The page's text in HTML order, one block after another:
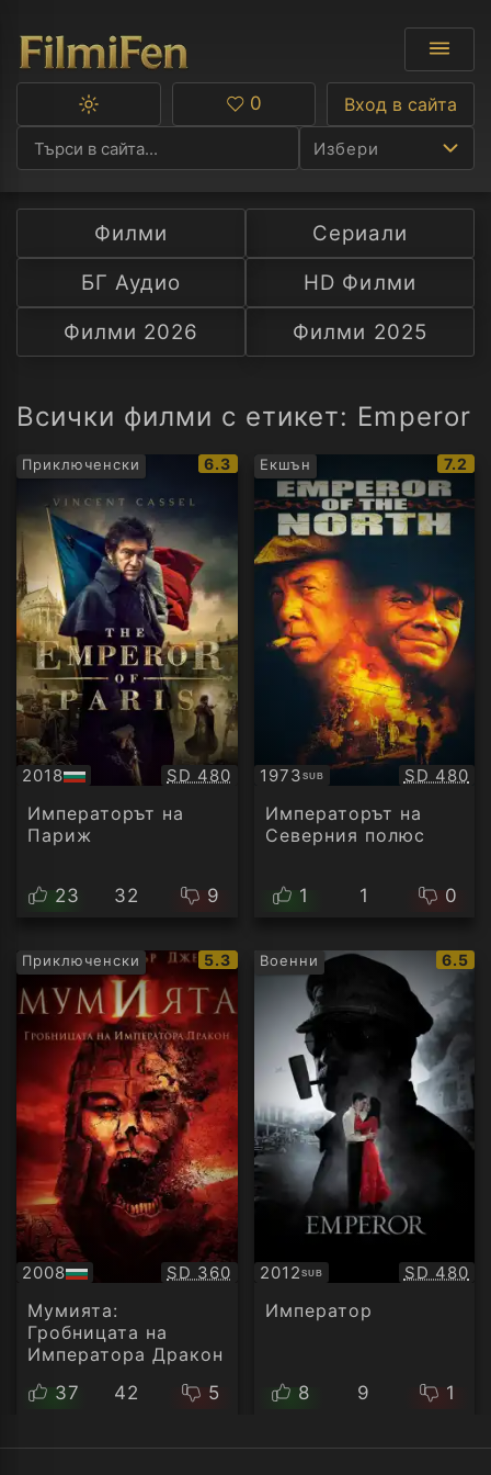
Избери
Ф
С
А
Превключване
тъмна
тема
Любими
0 Вход в сайта
Филми
Сериали
БГ Аудио
HD Филми
Филми 2026
Филми 2025
Всички филми с етикет: Emperor
Приключенски
IMDb
рейтинг:
6.3
2018
БГ
аудио
Качество:
SD 480
Императорът на
Париж
23 32 9
Екшън
IMDb
7.2
1973SUB
Субтитри SD 480
Императорът на
Северния полюс
1 1 0
Приключенски
IMDb
рейтинг:
5.3
2008
БГ
аудио
Качество:
SD 360
Мумията:
Гробницата на
Императора Дракон
37
42 5
Военни
IMDb
6.5
2012SUB
Субтитри SD 480
Император
8 9 1